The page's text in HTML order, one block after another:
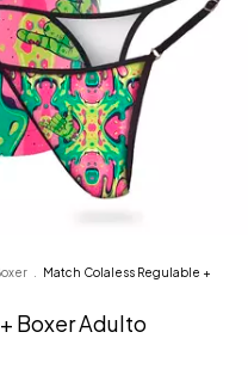
Match Colaless Regulable +
Boxer Adulto